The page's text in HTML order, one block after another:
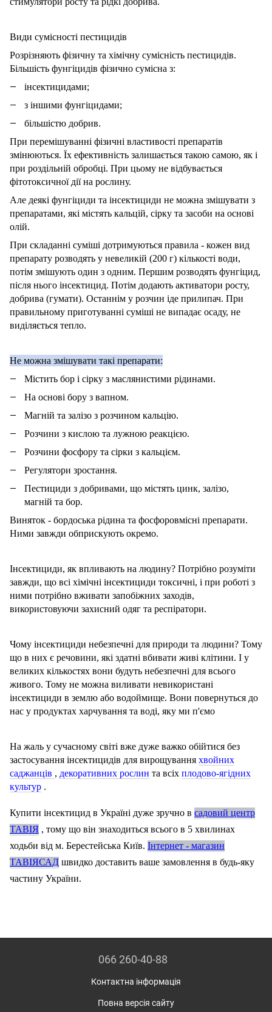
Види сумісності пестицидів
Розрізняють фізичну та хімічну сумісність пестицидів.
Більшість фунгіцидів фізично сумісна з:
інсектицидами;
з іншими фунгіцидами;
більшістю добрив.
При перемішуванні фізичні властивості препаратів
змінюються. Їх ефективність залишається такою самою, як і
при роздільній обробці. При цьому не відбувається
фітотоксичної дії на рослину.
Але деякі фунгіциди та інсектициди не можна змішувати з
препаратами, які містять кальцій, сірку та засоби на основі
олій.
При складанні суміші дотримуються правила - кожен вид
препарату розводять у невеликій (200 г) кількості води,
потім змішують один з одним. Першим розводять фунгіцид,
після нього інсектицид. Потім додають активатори росту,
добрива (гумати). Останнім у розчин іде прилипач. При
правильному приготуванні суміші не випадає осаду, не
виділяється тепло.
Не можна змішувати такі препарати:
Містить бор і сірку з маслянистими рідинами.
На основі бору з вапном.
Магній та залізо з розчином кальцію.
Розчини з кислою та лужною реакцією.
Розчини фосфору та сірки з кальцієм.
Регулятори зростання.
Пестициди з добривами, що містять цинк, залізо,
магній та бор.
Виняток - бордоська рідина та фосфоровмісні препарати.
Ними завжди обприскують окремо.
Інсектициди, як впливають на людину? Потрібно розуміти
завжди, що всі хімічні інсектициди токсичні, і при роботі з
ними потрібно вживати запобіжних заходів,
використовуючи захисний одяг та респіратори.
Чому інсектициди небезпечні для природи та людини? Тому
що в них є речовини, які здатні вбивати живі клітини. І у
великих кількостях вони будуть небезпечні для всього
живого. Тому не можна виливати невикористані
інсектициди в землю або водоймище. Вони повернуться до
нас у продуктах харчування та воді, яку ми п'ємо
На жаль у сучасному світі вже дуже важко обійтися без
застосування інсектицидів для вирощування хвойних
саджанців , декоративних рослин та всіх плодово-ягідних
культур .
Купити інсектицид в Україні дуже зручно в садовий центр
ТАВІЯ , тому що він знаходиться всього в 5 хвилинах
ходьби від м. Берестейська Київ. Інтернет - магазин
ТАВІЯСАД швидко доставить ваше замовлення в будь-яку
частину України.
066 260-40-88
Контактна інформація
Повна версія сайту